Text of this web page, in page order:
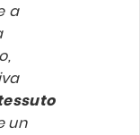
a
un